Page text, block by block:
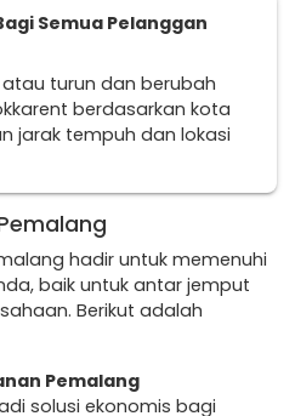
Semua Pelanggan
turun dan berubah
berdasarkan kota
jarak tempuh dan lokasi
hadir untuk memenuhi
baik untuk antar jemput
Berikut adalah
Pemalang
solusi ekonomis bagi